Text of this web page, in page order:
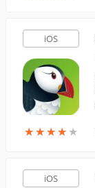
iOS
★★★★ ★
★★★★ ★
iOS